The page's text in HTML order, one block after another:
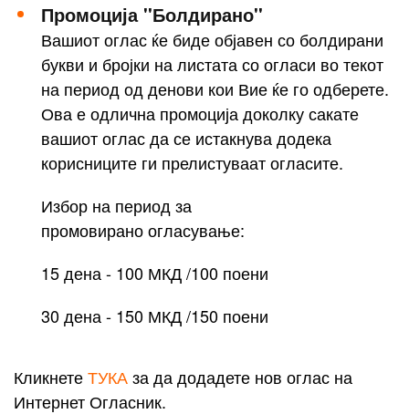
Промоција ''Болдирано''
Вашиот оглас ќе биде објавен со болдирани
букви и бројки на листата со огласи во текот
на период од денови кои Вие ќе го одберете.
Ова е одлична промоција доколку сакате
вашиот оглас да се истакнува додека
корисниците ги прелистуваат огласите.
Избор на период за
промовирано огласување:
15 дена - 100 МКД /100 поени
30 дена - 150 МКД /150 поени
КликнетеТУКАза да додадете нов оглас на
Интернет Огласник.